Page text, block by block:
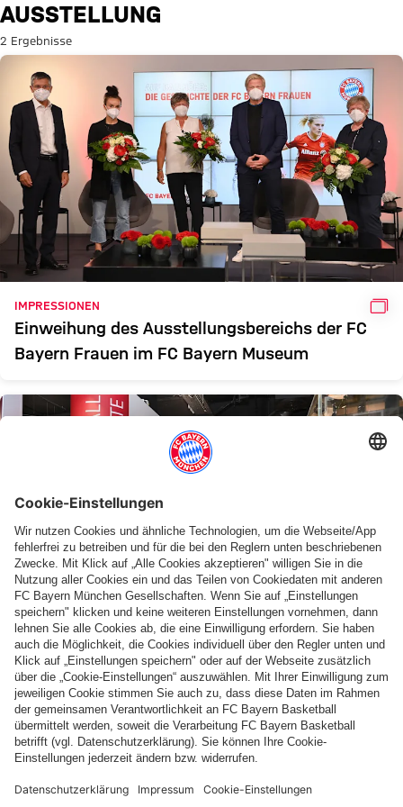
Suche: Ausstellung
AUSSTELLUNG
2 Ergebnisse
IMPRESSIONEN
Einweihung des Ausstellungsbereichs der FC
Bayern Frauen im FC Bayern Museum
EINWEIHUNG DES NEUEN AUSSTELLUNGSBEREICHS
Hainer, Kahn und Co. auf den Spuren der FC
Bayern Frauen
PARTNER